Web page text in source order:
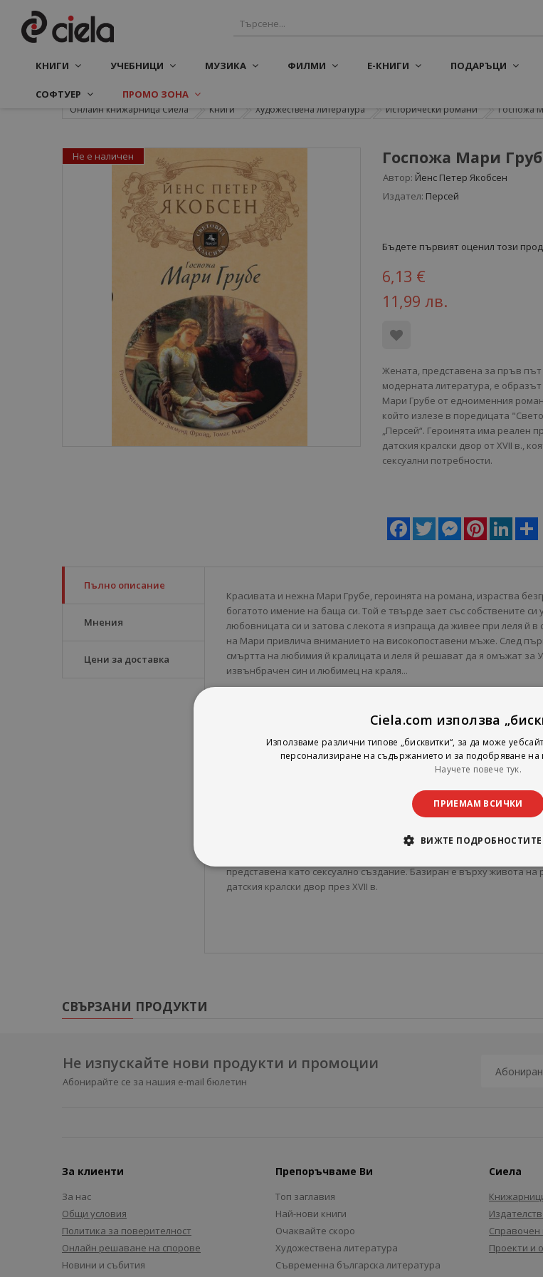
КНИГИ УЧЕБНИЦИ МУЗИКА ФИЛМИ Е-КНИГИ ПОДАРЪЦИ
СОФТУЕР ПРОМО ЗОНА
Онлайн книжарница Сиела Книги Художествена литература Исторически романи Госпожа
Госпожа Мари
Автор: Йенс Петер Якобсен
Издател: Персей
Бъдете първият оценил този
6,13 €
11,99 лв.
Жената, представена за пръв път
модерната литература, е
Мари Грубе от едноименния
който излезе в поредицата
„Персей“. Героинята има реален
датския кралски двор от XVII в.,
сексуални потребности.
Facebook
Twitter MessengerPinterestLinkedIn
Не е наличен
Пълно описание
Мнения
Цени за доставка
Красивата и нежна Мари Грубе, героинята на романа, израства
богатото имение на баща си. Той е твърде зает със собствените си
любовницата си и затова с лекота я изпраща да живее при леля й в
на Мари привлича вниманието на високопоставени мъже. След
смъртта на любимия й кралицата и леля й решават да я омъжат за
извънбрачен син и любимец на краля...
отстоява правото си на лично щастие и уважение. Въпреки
трябва да преживее, тя не се отказва от стремежите и мечтите си
взаимност в брака.
Романът е написан от автор с поетична нагласа, който притежава
изтънчена чувствителност за психологическите нюанси, а
събитията придава допълнителна плътност на повествованието.
съществено влияние върху автори като Томас Ман, Херман Хесе, Р.
представена като сексуално създание. Базиран е върху живота на
датския кралски двор през XVII в.
СВЪРЗАНИ ПРОДУКТИ
Не изпускайте нови продукти и промоции
Абонирайте се за нашия e-mail бюлетин
За клиенти
За нас
Общи условия
Политика за поверителност
Онлайн решаване на спорове
Новини и събития
Препоръчваме Ви
Топ заглавия
Най-нови книги
Очаквайте скоро
Художествена литература
Съвременна българска литература
Сиела
Справочен
Проекти и
Ciela.com използва
Използваме различни типове „бисквитки“, за да може
персонализиране на съдържанието и за подобряване на
Научете повече тук.
ПРИЕМАМ ВСИЧКИ
ВИЖТЕ ПОДРОБНОСТИТЕ